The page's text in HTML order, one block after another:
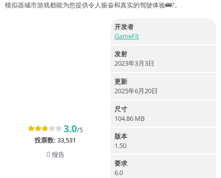
模拟器城市游戏都能为您提供令人振奋和真实的驾驶体验🚌?。
3.0/5
投票数: 33,531
报告
开发者
GameFit
发射
2023年3月3日
更新
2025年6月20日
尺寸
104.86 MB
版本
1.50
要求
6.0